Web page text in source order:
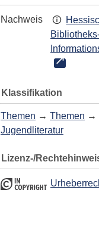
Nachweis
Klassifikation
Themen → Themen →
Jugendliteratur
Lizenz-/